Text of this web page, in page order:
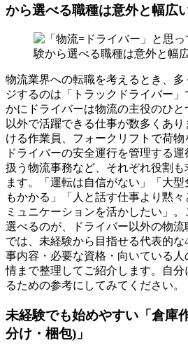
から選べる職種は意外と幅広
物流業界への転職を考えるとき、
ジするのは「トラックドライバー
かにドライバーは物流の主役のひ
以外で活躍できる仕事が数多くあ
ける作業員、フォークリフトで荷物
ドライバーの安全運行を管理する
扱う物流事務など、それぞれ役割
ます。「運転は自信がない」「大
もかかる」「人と話す仕事より黙
ミュニケーションを活かしたい」
選べるのが、ドライバー以外の物
では、未経験から目指せる代表的
事内容・必要な資格・向いている
情まで整理してご紹介します。自
るための参考にしてみてください。
未経験でも始めやすい「倉庫
分け・梱包)」